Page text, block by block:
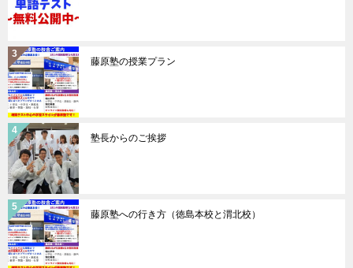
藤原塾の授業プラン
塾長からのご挨拶
藤原塾への行き方（徳島本校と渭北校）